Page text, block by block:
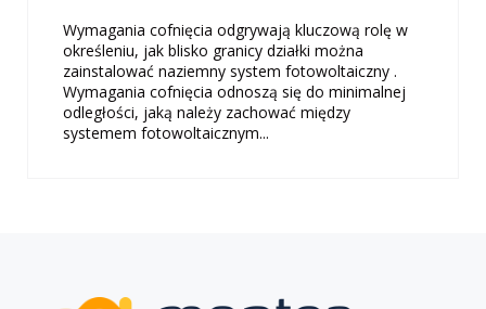
Wymagania cofnięcia odgrywają kluczową rolę w
określeniu, jak blisko granicy działki można
zainstalować naziemny system fotowoltaiczny .
Wymagania cofnięcia odnoszą się do minimalnej
odległości, jaką należy zachować między
systemem fotowoltaicznym...